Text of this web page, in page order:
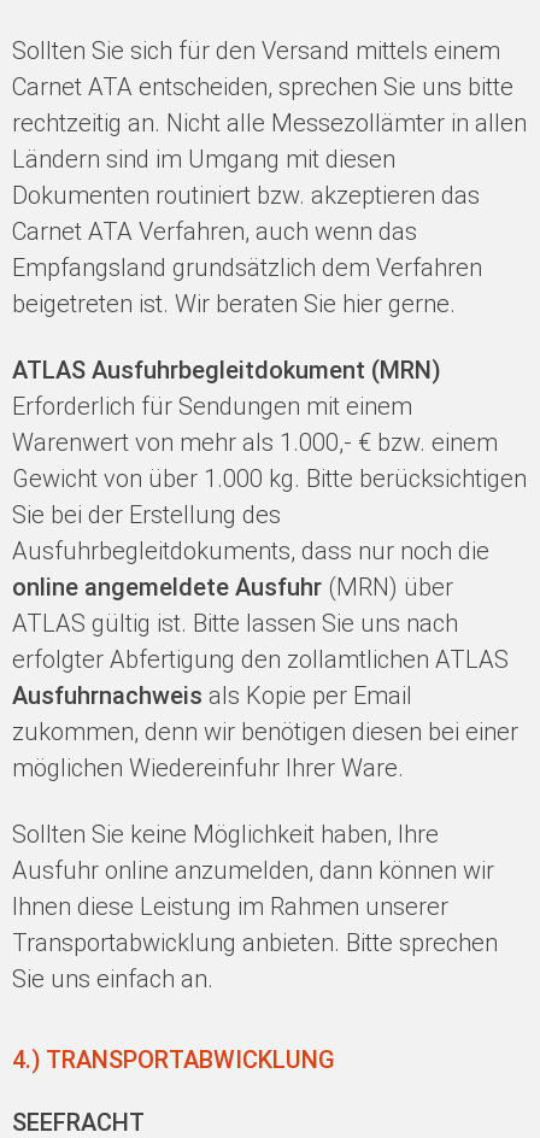
Sollten Sie sich für den Versand mittels einem
Carnet ATA entscheiden, sprechen Sie uns bitte
rechtzeitig an. Nicht alle Messezollämter in allen
Ländern sind im Umgang mit diesen
Dokumenten routiniert bzw. akzeptieren das
Carnet ATA Verfahren, auch wenn das
Empfangsland grundsätzlich dem Verfahren
beigetreten ist. Wir beraten Sie hier gerne.
ATLAS Ausfuhrbegleitdokument (MRN)
Erforderlich für Sendungen mit einem
Warenwert von mehr als 1.000,- € bzw. einem
Gewicht von über 1.000 kg. Bitte berücksichtigen
Sie bei der Erstellung des
Ausfuhrbegleitdokuments, dass nur noch die
online angemeldete Ausfuhr (MRN) über
ATLAS gültig ist. Bitte lassen Sie uns nach
erfolgter Abfertigung den zollamtlichen ATLAS
Ausfuhrnachweis als Kopie per Email
zukommen, denn wir benötigen diesen bei einer
möglichen Wiedereinfuhr Ihrer Ware.
Sollten Sie keine Möglichkeit haben, Ihre
Ausfuhr online anzumelden, dann können wir
Ihnen diese Leistung im Rahmen unserer
Transportabwicklung anbieten. Bitte sprechen
Sie uns einfach an.
4.) TRANSPORTABWICKLUNG
SEEFRACHT